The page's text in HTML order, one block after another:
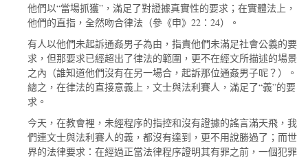
他們以“當場抓獲” ，滿足了對證據真實性的要求；在實體法上，
他們的直指，全然吻合律法（參《申》 22 ： 24）。
有人以他們未起訴通姦男子為由，指責他們未滿足社會公義的要
求，但那要求已經超出了律法的範圍，更不在經文所描述的場景
之內（誰知道他們沒有在另一場合，起訴那位通姦男子呢？）。
總之，在律法的直接意義上，文士與法利賽人，滿足了“義”的要
求。
今天，在教會裡，未經程序的指控和沒有證據的謠言滿天飛，我
們連文士與法利賽人的義，都沒有達到，更不用說勝過了；而世
界的法律要求：在經過正當法律程序證明其有罪之前，一個犯罪